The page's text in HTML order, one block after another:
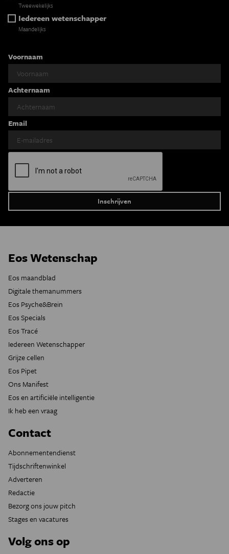
Tweewekelijks
Iedereen wetenschapper
Maandelijks
Voornaam
Achternaam
Email
Eos Wetenschap
Eos maandblad
Digitale themanummers
Eos Psyche&Brein
Eos Specials
Eos Tracé
Iedereen Wetenschapper
Grijze cellen
Eos Pipet
Ons Manifest
Eos en artificiële intelligentie
Ik heb een vraag
Contact
Abonnementendienst
Tijdschriftenwinkel
Adverteren
Redactie
Bezorg ons jouw pitch
Stages en vacatures
Volg ons op